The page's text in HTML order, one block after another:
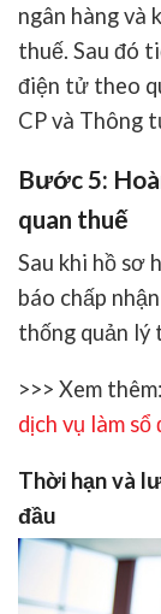
ngân hàng và
thuế. Sau đó
điện tử theo
CP và Thông
Bước 5:
quan thuế
Sau khi hồ sơ
báo chấp
thống quản lý
>>> Xem
dịch vụ làm sổ
Thời hạn và
đầu